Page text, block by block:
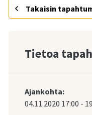
Takaisin
Tietoa
Ajankohta:
04.11.2020 17:00 -